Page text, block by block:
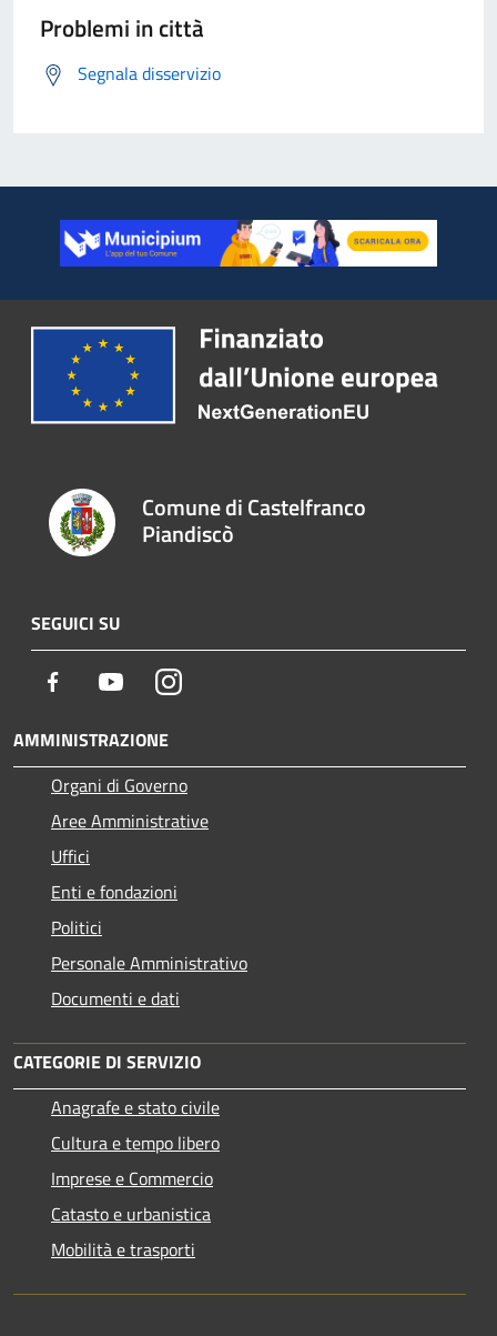
Problemi in città
Segnala disservizio
Comune di Castelfranco
Piandiscò
SEGUICI SU
Facebook YoutubeInstagram
AMMINISTRAZIONE
Organi di Governo
Aree Amministrative
Uffici
Enti e fondazioni
Politici
Personale Amministrativo
Documenti e dati
CATEGORIE DI SERVIZIO
Anagrafe e stato civile
Cultura e tempo libero
Imprese e Commercio
Catasto e urbanistica
Mobilità e trasporti